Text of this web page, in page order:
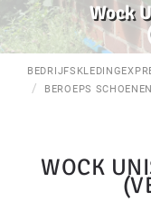
Wock
BEROEPS SCHOENEN
WOCK